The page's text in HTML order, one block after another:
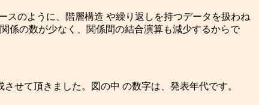
スのように、階層構造 や繰り返しを持つデータを扱わね
係の数が少なく、関係間の結合演算も減少するからで
せて頂きました。図の中 の数字は、発表年代です。